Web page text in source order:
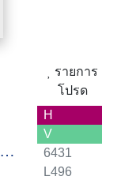
รายการ
โปรด
H
V
6431
L496